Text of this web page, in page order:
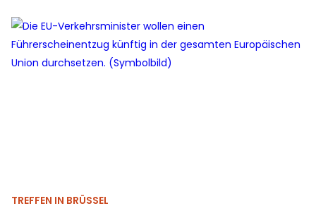
TREFFEN IN BRÜSSEL